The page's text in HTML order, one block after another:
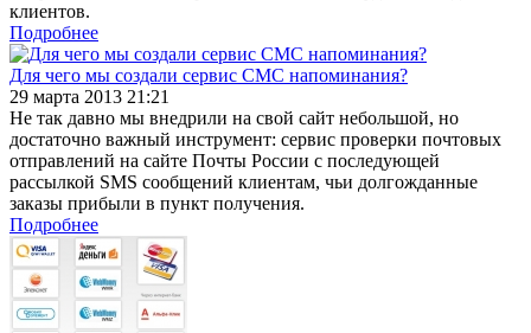
клиентов.
Подробнее
Для чего мы создали сервис СМС напоминания?
29 марта 2013 21:21
Не так давно мы внедрили на свой сайт небольшой, но
достаточно важный инструмент: сервис проверки почтовых
отправлений на сайте Почты России с последующей
рассылкой SMS сообщений клиентам, чьи долгожданные
заказы прибыли в пункт получения.
Подробнее